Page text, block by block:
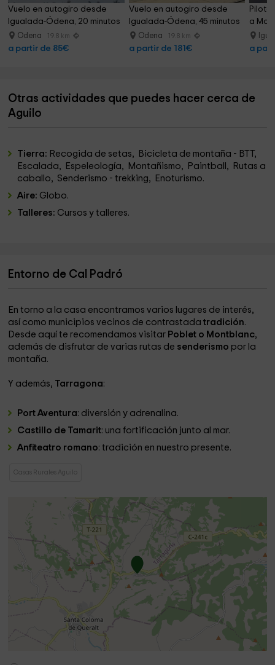
Vuelo en autogiro desde
Igualada-Ódena, 20 minutos
Odena 19.8 km
a partir de 85€
Vuelo en autogiro desde
Igualada-Ódena, 45 minutos
Odena 19.8 km
a partir de 181€
Piloto
a
a
Otras actividades que puedes hacer cerca de
Aguilo
Tierra: Recogida de setas, Bicicleta de montaña - BTT,
Escalada, Espeleología, Montañismo, Paintball, Rutas a
caballo, Senderismo - trekking, Enoturismo.
Aire: Globo.
Talleres: Cursos y talleres.
Entorno de Cal Padró
En torno a la casa encontramos varios lugares de interés,
así como municipios vecinos de contrastadatradición.
Desde aquí te recomendamos visitar Poblet o Montblanc,
además de disfrutar de varias rutas de senderismo por la
montaña.
Y además, Tarragona:
Port Aventura: diversión y adrenalina.
Castillo de Tamarit: una fortificación junto al mar.
Anfiteatro romano: tradición en nuestro presente.
Casas Rurales Aguilo